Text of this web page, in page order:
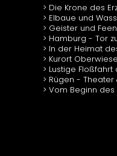
Die Krone des
Elbaue und
Geister und
Hamburg - Tor
In der Heimat
Kurort
Lustige
Rügen -
Vom Beginn des